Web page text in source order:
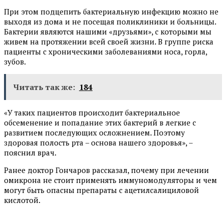
При этом подцепить бактериальную инфекцию можно не
выходя из дома и не посещая поликлиники и больницы.
Бактерии являются нашими «друзьями», с которыми мы
живем на протяжении всей своей жизни. В группе риска
пациенты с хроническими заболеваниями носа, горла,
зубов.
Читать так же: 184
«У таких пациентов происходит бактериальное
обсеменение и попадание этих бактерий в легкие с
развитием последующих осложнением. Поэтому
здоровая полость рта – основа нашего здоровья», –
пояснил врач.
Ранее доктор Гончаров рассказал, почему при лечении
омикрона не стоит применять иммуномодуляторы и чем
могут быть опасны препараты с ацетилсалициловой
кислотой.